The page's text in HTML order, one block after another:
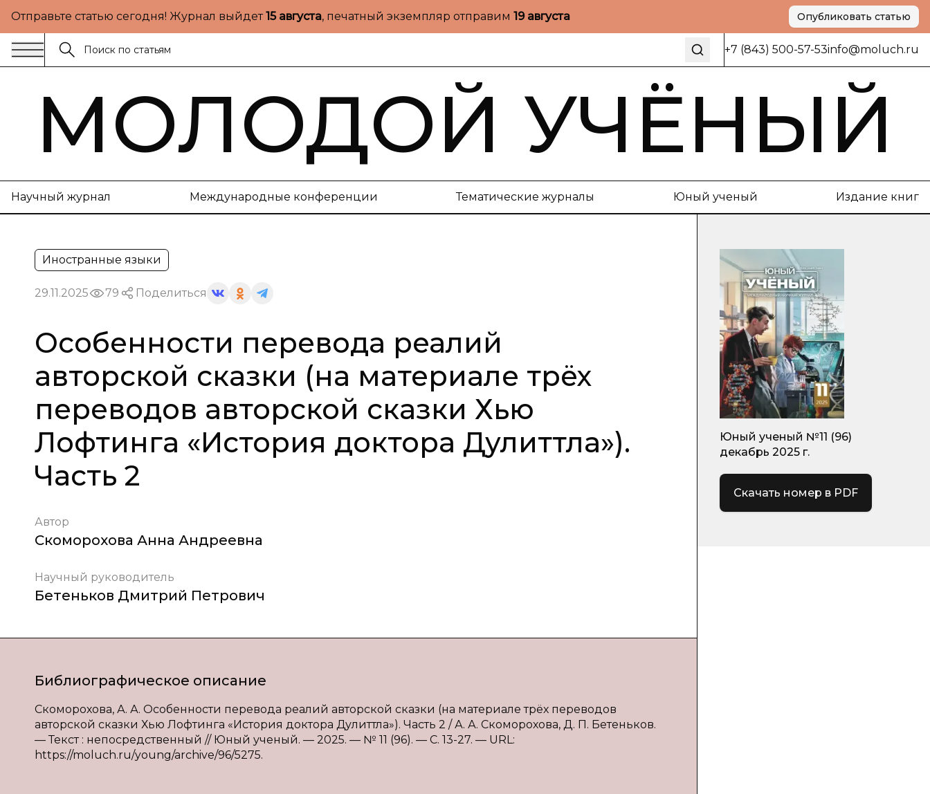
Отправьте статью сегодня! Журнал выйдет15 августа, печатный экземпляр отправим 19 августа Опубликовать статью
+7 (843) 500-57-53info@moluch.ru
МОЛОДОЙ УЧЁНЫЙ
Научный журнал Международные конференции Тематические журналы Юный ученый Издание книг
Иностранные языки
29.11.2025 79 Поделиться
Особенности перевода реалий
авторской сказки (на материале трёх
переводов авторской сказки Хью
Лофтинга «История доктора Дулиттла»).
Часть 2
Автор
Скоморохова Анна Андреевна
Научный руководитель
Бетеньков Дмитрий Петрович
Библиографическое описание
Скоморохова, А. А. Особенности перевода реалий авторской сказки (на материале трёх переводов
авторской сказки Хью Лофтинга «История доктора Дулиттла»). Часть 2 / А. А. Скоморохова, Д. П. Бетеньков.
— Текст : непосредственный // Юный ученый. — 2025. — № 11 (96). — С. 13-27. — URL:
https://moluch.ru/young/archive/96/5275.
Юный ученый №11 (96)
декабрь 2025 г.
Скачать номер в PDF